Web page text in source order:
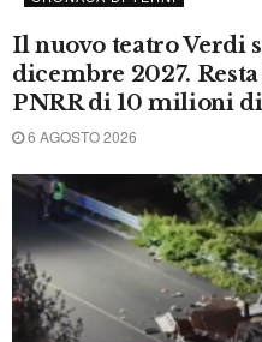
CRONACA